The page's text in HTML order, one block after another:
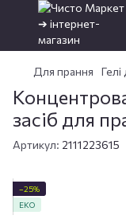
Для прання
засіб для
Артикул: 2111223615
−25%
ЕКО